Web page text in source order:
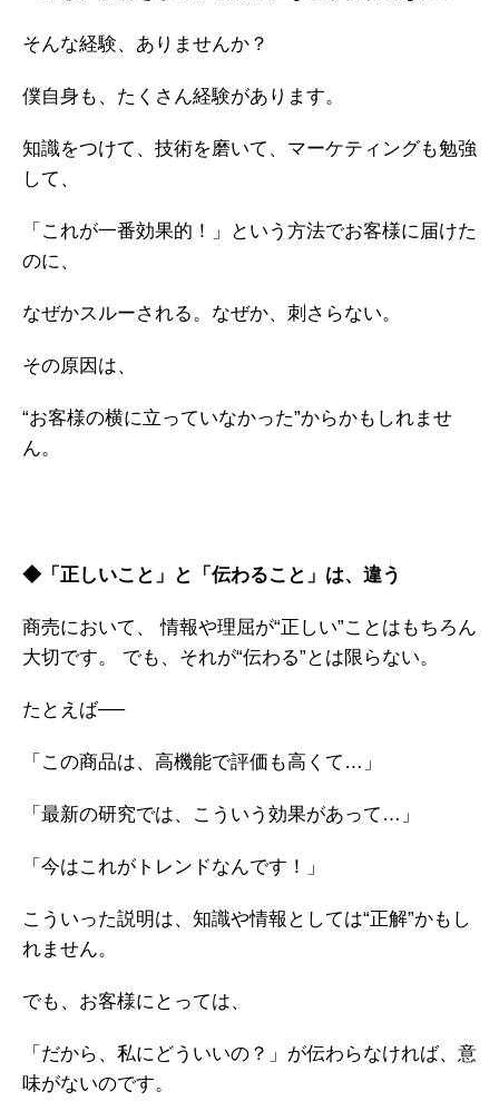
メールマガジン
お問い合わせ
そんな経験、ありませんか？
僕自身も、たくさん経験があります。
知識をつけて、技術を磨いて、マーケティングも勉強
して、
「これが一番効果的！」という方法でお客様に届けた
のに、
なぜかスルーされる。なぜか、刺さらない。
その原因は、
“お客様の横に立っていなかった”からかもしれませ
ん。
◆「正しいこと」と「伝わること」は、違う
商売において、
情報や理屈が“正しい”ことはもちろん
大切です。
でも、それが“伝わる”とは限らない。
たとえば──
「この商品は、高機能で評価も高くて…」
「最新の研究では、こういう効果があって…」
「今はこれがトレンドなんです！」
こういった説明は、知識や情報としては“正解”かもし
れません。
でも、お客様にとっては、
「だから、私にどういいの？」が伝わらなければ、意
味がないのです。